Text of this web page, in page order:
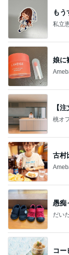
も
私立
娘に
【
桃オ
古村
愚痴
だい
コー